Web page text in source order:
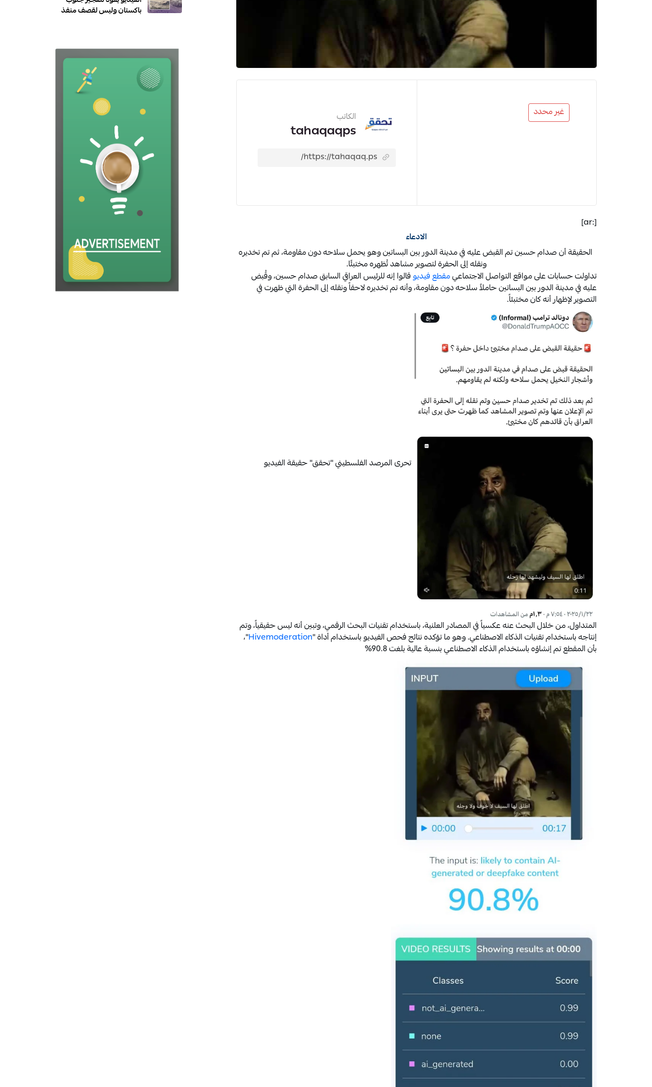
غير محدد الكاتب
tahaqaqps
[:ar]
الادعاء
الحقيقة أن صدام حسين تم القبض عليه في مدينة الدور بين البساتين وهو يحمل سلاحه دون مقاومة، ثم تم تخديره
ونقله إلى الحفرة لتصوير مشاهد تُظهره مختبئًا.
تداولت حسابات على مواقع التواصل الاجتماعيمقطع فيديوقالوا إنه للرئيس العراقي السابق صدام حسين، وقُبض
عليه في مدينة الدور بين البساتين حاملاً سلاحه دون مقاومة، وأنه تم تخديره لاحقاً ونقله إلى الحفرة التي ظهرت في
التصوير لإظهار أنه كان مختبئاً.
تحرى المرصد الفلسطيني "تحقق" حقيقة الفيديو
المتداول، من خلال البحث عنه عكسياً في المصادر العلنية، باستخدام تقنيات البحث الرقمي، وتبين أنه ليس حقيقياً، وتم
إنتاجه باستخدام تقنيات الذكاء الاصطناعي.وهو ما تؤكده نتائج فحص الفيديو باستخدام أداة "Hivemoderation"،
بأن المقطع تم إنشاؤه باستخدام الذكاء الاصطناعي بنسبة عالية بلغت 90.8%
باكستان وليس لقصف منفذ